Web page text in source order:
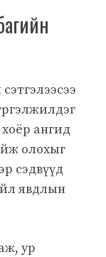
ангид
олохыг
сэдвүүд
явдлын
ур